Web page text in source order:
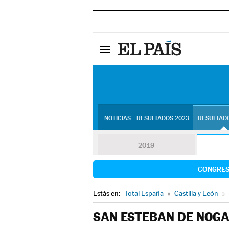
NOTICIAS RESULTADOS 2023
2019
Estás en: Total España » Castilla y León »
SAN ESTEBAN DE